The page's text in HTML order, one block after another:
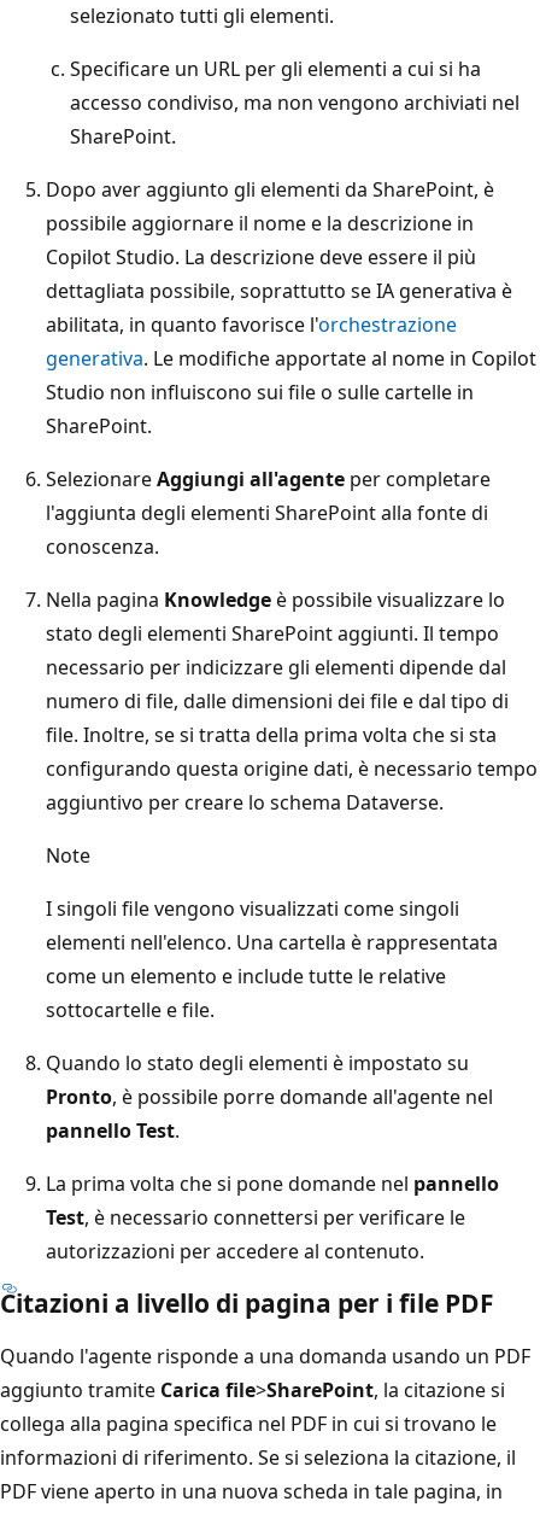
selezionato tutti gli elementi.
Specificare un URL per gli elementi a cui si ha
accesso condiviso, ma non vengono archiviati nel
SharePoint.
Dopo aver aggiunto gli elementi da SharePoint, è
possibile aggiornare il nome e la descrizione in
Copilot Studio. La descrizione deve essere il più
dettagliata possibile, soprattutto se IA generativa è
abilitata, in quanto favorisce l'orchestrazione
generativa. Le modifiche apportate al nome in Copilot
Studio non influiscono sui file o sulle cartelle in
SharePoint.
SelezionareAggiungi all'agente per completare
l'aggiunta degli elementi SharePoint alla fonte di
conoscenza.
Nella pagina Knowledgeè possibile visualizzare lo
stato degli elementi SharePoint aggiunti. Il tempo
necessario per indicizzare gli elementi dipende dal
numero di file, dalle dimensioni dei file e dal tipo di
file. Inoltre, se si tratta della prima volta che si sta
configurando questa origine dati, è necessario tempo
aggiuntivo per creare lo schema Dataverse.
Note
I singoli file vengono visualizzati come singoli
elementi nell'elenco. Una cartella è rappresentata
come un elemento e include tutte le relative
sottocartelle e file.
Quando lo stato degli elementi è impostato su
Pronto, è possibile porre domande all'agente nel
pannello Test.
La prima volta che si pone domande nel pannello
Test, è necessario connettersi per verificare le
autorizzazioni per accedere al contenuto.
Citazioni a livello di pagina per i file PDF
Quando l'agente risponde a una domanda usando un PDF
aggiunto tramite Carica file>SharePoint, la citazione si
collega alla pagina specifica nel PDF in cui si trovano le
informazioni di riferimento. Se si seleziona la citazione, il
PDF viene aperto in una nuova scheda in tale pagina, in